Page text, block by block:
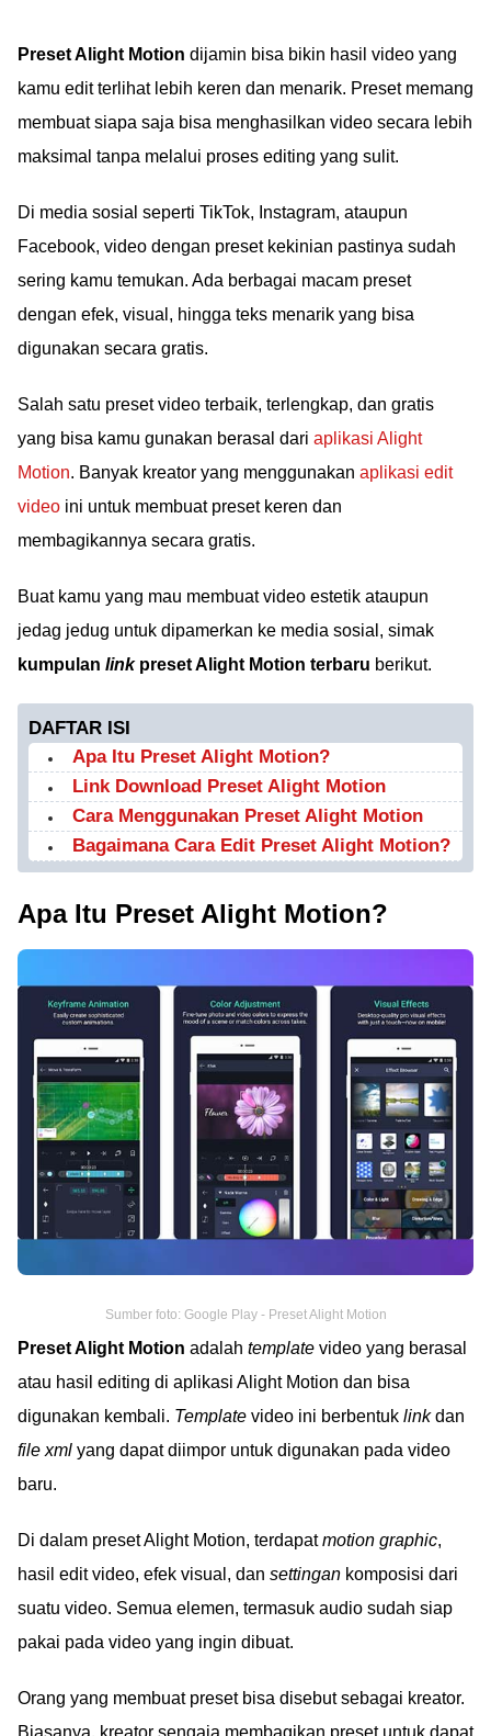
Preset Alight Motion dijamin bisa bikin hasil video yang
kamu edit terlihat lebih keren dan menarik. Preset memang
membuat siapa saja bisa menghasilkan video secara lebih
maksimal tanpa melalui proses editing yang sulit.
Di media sosial seperti TikTok, Instagram, ataupun
Facebook, video dengan preset kekinian pastinya sudah
sering kamu temukan. Ada berbagai macam preset
dengan efek, visual, hingga teks menarik yang bisa
digunakan secara gratis.
Salah satu preset video terbaik, terlengkap, dan gratis
yang bisa kamu gunakan berasal dari aplikasi Alight
Motion. Banyak kreator yang menggunakan aplikasi edit
video ini untuk membuat preset keren dan
membagikannya secara gratis.
Buat kamu yang mau membuat video estetik ataupun
jedag jedug untuk dipamerkan ke media sosial, simak
kumpulan linkpreset Alight Motion terbaru berikut.
DAFTAR ISI
Apa Itu Preset Alight Motion?
Link Download Preset Alight Motion
Cara Menggunakan Preset Alight Motion
Bagaimana Cara Edit Preset Alight Motion?
Apa Itu Preset Alight Motion?
Sumber foto: Google Play - Preset Alight Motion
Preset Alight Motion adalah template video yang berasal
atau hasil editing di aplikasi Alight Motion dan bisa
digunakan kembali. Template video ini berbentuk linkdan
file xml yang dapat diimpor untuk digunakan pada video
baru.
Di dalam preset Alight Motion, terdapatmotion graphic,
hasil edit video, efek visual, dan settingan komposisi dari
suatu video. Semua elemen, termasuk audio sudah siap
pakai pada video yang ingin dibuat.
Orang yang membuat preset bisa disebut sebagai kreator.